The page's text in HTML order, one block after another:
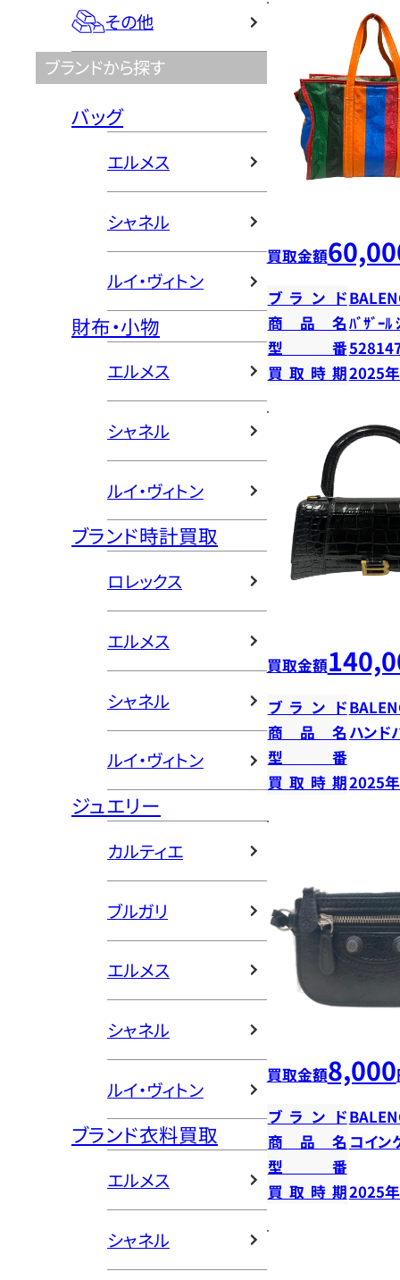
その他
ブランドから探す
バッグ
エルメス
シャネル
ルイ・ヴィトン
財布・小物
エルメス
シャネル
ルイ・ヴィトン
ブランド時計買取
ロレックス
エルメス
シャネル
ルイ・ヴィトン
ジュエリー
カルティエ
ブルガリ
エルメス
シャネル
ルイ・ヴィトン
ブランド衣料買取
エルメス
シャネル
買取金額
ブランド
商品名ﾊﾞｻﾞｰﾙ
型番
買取時期2025
買取金額
ブランド
商品名 ハンド
型番
買取時期2025
買取金額8,000
ブランド
商品名 コイン
型番
買取時期2025